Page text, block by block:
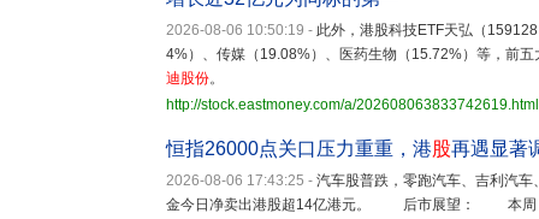
2026-08-06 10:50:19 - 此外，港股科技ETF天弘（
4%）、传媒（19.08%）、医药生物（15.72%）等，前
迪股份。
http://stock.eastmoney.com/a/202608063833742619.html
恒指26000点关口压力重重，港股再遇显著
2026-08-06 17:43:25 - 汽车股普跌，零跑汽车、吉利汽车
金今日净卖出港股超14亿港元。 后市展望： 本周，